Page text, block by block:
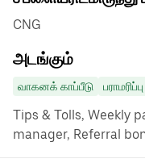
CNG
அடங்கும்
வாகனக் காப்பீடு பராமரிப்பு
Tips & Tolls, Weekly
manager, Referral